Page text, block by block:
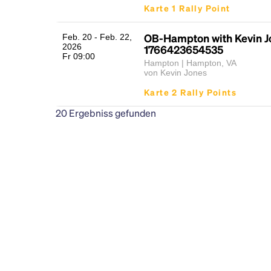
Karte 1 Rally Point
Feb. 20 - Feb. 22,
2026
Fr 09:00
OB-Hampton with Kevin
1766423654535
Hampton | Hampton, VA
von Kevin Jones
Karte 2 Rally Points
20Ergebniss gefunden